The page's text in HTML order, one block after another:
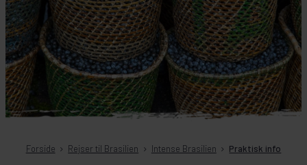
Forside Rejser til Brasilien Intense Brasilien Praktisk info